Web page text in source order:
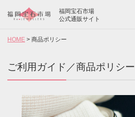
福岡宝石市場
公式通販サイト
HOME 商品ポリシー
ご利用ガイド／商品ポリシー